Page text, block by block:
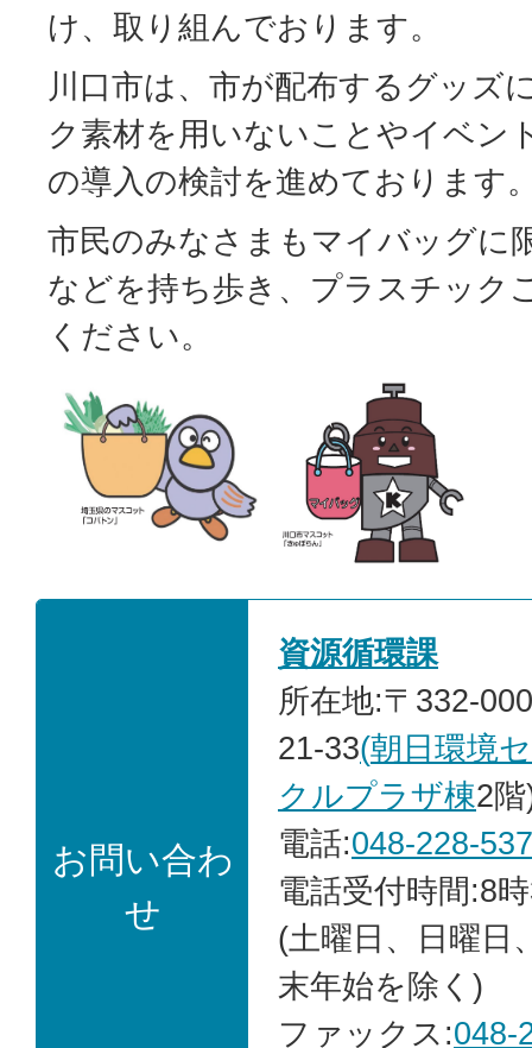
け、取り組んでおります。
川口市は、市が配布するグッズ
ク素材を用いないことやイベン
の導入の検討を進めております
市民のみなさまもマイバッグに
などを持ち歩き、プラスチック
ください。
お問い合わ
せ
資源循環課
所在地:〒332-
21-33(朝日環境
クルプラザ棟2
電話:048-228-
電話受付時間:8
(土曜日、日曜日
末年始を除く)
ファックス:048-